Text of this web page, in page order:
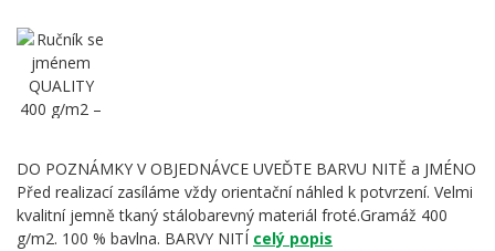
DO POZNÁMKY V OBJEDNÁVCE UVEĎTE BARVU NITĚ a JMÉNO
Před realizací zasíláme vždy orientační náhled k potvrzení. Velmi
kvalitní jemně tkaný stálobarevný materiál froté.Gramáž 400
g/m2. 100 % bavlna. BARVY NITÍ celý popis